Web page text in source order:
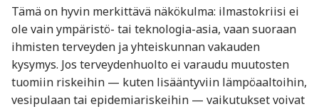
Tämä on hyvin merkittävä näkökulma: ilmastokriisi ei
ole vain ympäristö- tai teknologia-asia, vaan suoraan
ihmisten terveyden ja yhteiskunnan vakauden
kysymys. Jos terveydenhuolto ei varaudu muutosten
tuomiin riskeihin — kuten lisääntyviin lämpöaaltoihin,
vesipulaan tai epidemiariskeihin — vaikutukset voivat